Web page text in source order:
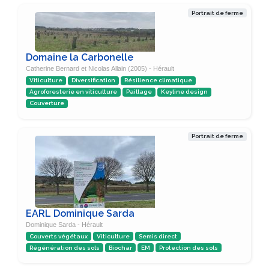
Portrait de ferme
Domaine la Carbonelle
Catherine Bernard et Nicolas Allain (2005) - Hérault
Viticulture Diversification
Résilience climatique
Agroforesterie en viticulture
Paillage
Keyline design
Couverture
Portrait de ferme
EARL Dominique Sarda
Dominique Sarda - Hérault
Couverts végétaux Viticulture
Semis direct
Régénération des sols
Biochar EM Protection des sols